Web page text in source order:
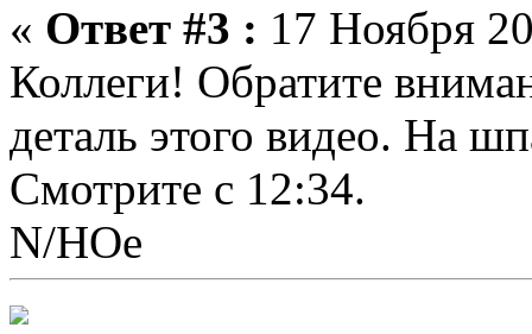
« Ответ #3 : 17 Ноября
Коллеги! Обратите
деталь этого видео. На
Смотрите с 12:34.
N/НОе